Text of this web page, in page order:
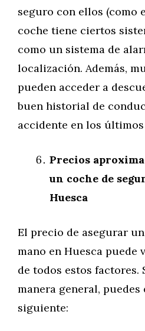
seguro con ellos (como
coche tiene ciertos
como un sistema de
localización. Además,
pueden acceder a
buen historial de
accidente en los últimos
Precios
un coche de
Huesca
El precio de asegurar
mano en Huesca puede
de todos estos factores.
manera general,
siguiente: